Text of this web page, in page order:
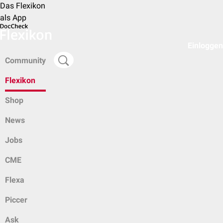
Das Flexikon
als App
Community
Flexikon
Shop
News
Jobs
CME
Flexa
Piccer
Ask